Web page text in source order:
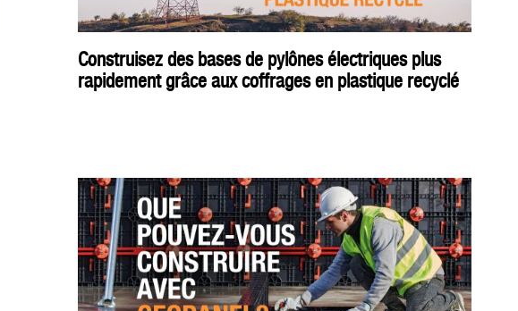
Construisez des bases de pylônes électriques plus
rapidement grâce aux coffrages en plastique recyclé